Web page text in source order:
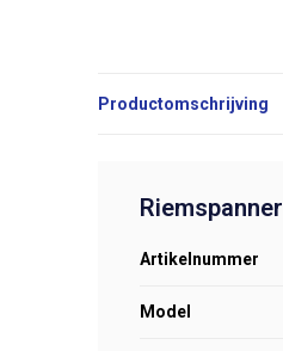
Productomschrijving
Riemspanner
Artikelnummer
Model